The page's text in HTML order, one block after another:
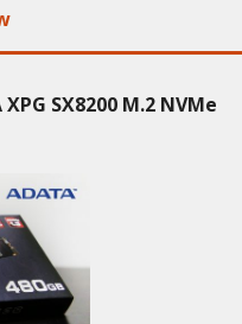
SX8200 M.2 NVMe